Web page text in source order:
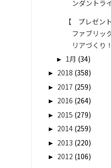
ンダントラ
【 プレゼン
ファブリッ
リアづくり
► 1月 (34)
► 2018 (358)
► 2017 (259)
► 2016 (264)
► 2015 (279)
► 2014 (259)
► 2013 (220)
► 2012 (106)